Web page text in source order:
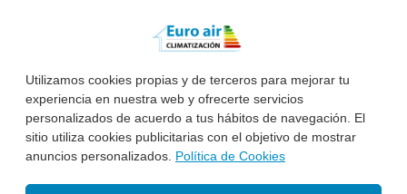
Utilizamos cookies propias y de terceros para mejorar tu
experiencia en nuestra web y ofrecerte servicios
personalizados de acuerdo a tus hábitos de navegación. El
sitio utiliza cookies publicitarias con el objetivo de mostrar
anuncios personalizados. Política de Cookies
3.065 €*
Antes: 4.630 €
Precio, equipo,Instalación básicae IVA incluidos
Pide Presupuesto ¿Te Llamamos?